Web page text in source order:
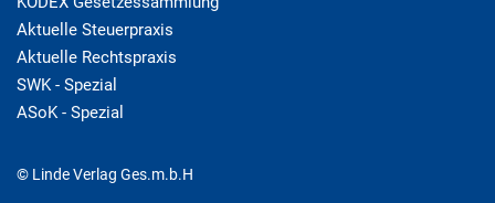
Aktuelle Steuerpraxis
Aktuelle Rechtspraxis
SWK - Spezial
ASoK - Spezial
© Linde Verlag Ges.m.b.H